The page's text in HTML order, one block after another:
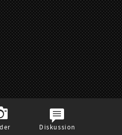
Diskussion